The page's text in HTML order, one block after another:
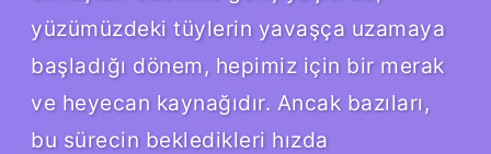
yüzümüzdeki tüylerin yavaşça uzamaya
başladığı dönem, hepimiz için bir merak
ve heyecan kaynağıdır. Ancak bazıları,
bu sürecin bekledikleri hızda